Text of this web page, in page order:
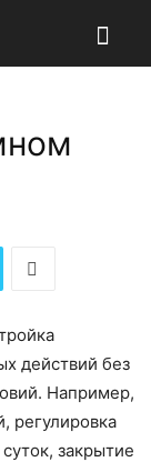
действий без
Например,
регулировка
закрытие